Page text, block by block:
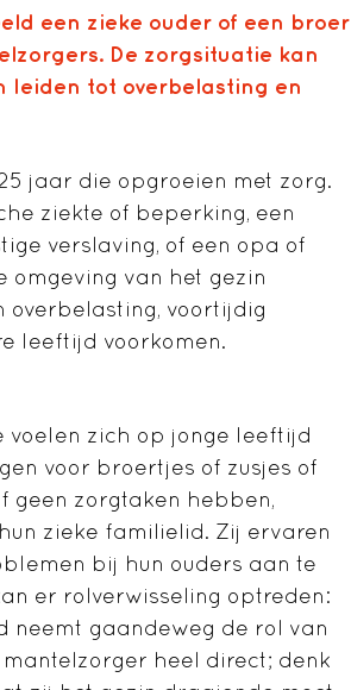
een zieke ouder of een broer
De zorgsituatie kan
leiden tot overbelasting en
jaar die opgroeien met zorg.
ziekte of beperking, een
verslaving, of een opa of
omgeving van het gezin
overbelasting, voortijdig
leeftijd voorkomen.
voelen zich op jonge leeftijd
voor broertjes of zusjes of
geen zorgtaken hebben,
zieke familielid. Zij ervaren
bij hun ouders aan te
er rolverwisseling optreden:
neemt gaandeweg de rol van
heel direct; denk